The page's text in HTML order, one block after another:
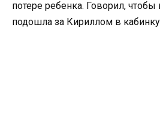
потере ребенка. Говорил,
подошла за Кириллом в кабинку